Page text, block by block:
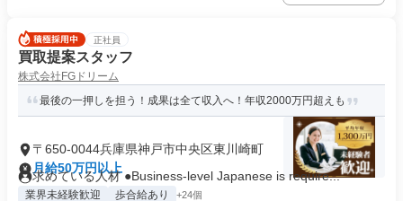
正社員
買取提案スタッフ
株式会社FGドリーム
最後の一押しを担う！成果は全て収入へ！年収2000万円超えも
〒650-0044兵庫県神戸市中央区東川崎町
月給50万円以上
求めている人材 ●Business-level Japanese is require...
業界未経験歓迎 歩合給あり +24個